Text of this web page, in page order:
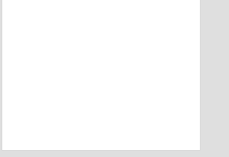
ービスエリア利用有料化すればサボらず走るし流
ービスエリア利用有料化すればサボらず走るし流